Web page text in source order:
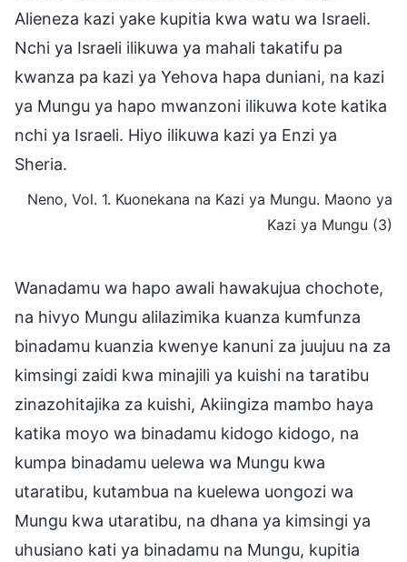
Alieneza kazi yake kupitia kwa watu wa Israeli.
Nchi ya Israeli ilikuwa ya mahali takatifu pa
kwanza pa kazi ya Yehova hapa duniani, na kazi
ya Mungu ya hapo mwanzoni ilikuwa kote katika
nchi ya Israeli. Hiyo ilikuwa kazi ya Enzi ya
Sheria.
Neno, Vol. 1. Kuonekana na Kazi ya Mungu. Maono ya
Kazi ya Mungu (3)
Wanadamu wa hapo awali hawakujua chochote,
na hivyo Mungu alilazimika kuanza kumfunza
binadamu kuanzia kwenye kanuni za juujuu na za
kimsingi zaidi kwa minajili ya kuishi na taratibu
zinazohitajika za kuishi, Akiingiza mambo haya
katika moyo wa binadamu kidogo kidogo, na
kumpa binadamu uelewa wa Mungu kwa
utaratibu, kutambua na kuelewa uongozi wa
Mungu kwa utaratibu, na dhana ya kimsingi ya
uhusiano kati ya binadamu na Mungu, kupitia